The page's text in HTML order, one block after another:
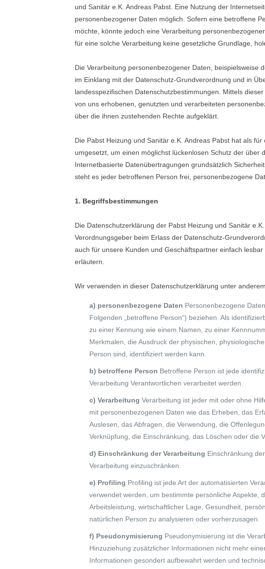
und Sanitär e.K. Andreas Pabst. Eine Nutzung der
personenbezogener Daten möglich. Sofern eine betroffene
möchte, könnte jedoch eine Verarbeitung
für eine solche Verarbeitung keine gesetzliche Grundlage,
Die Verarbeitung personenbezogener Daten, beispielsweise
im Einklang mit der Datenschutz-Grundverordnung und in
landesspezifischen Datenschutzbestimmungen. Mittels
von uns erhobenen, genutzten und verarbeiteten
über die ihnen zustehenden Rechte aufgeklärt.
Die Pabst Heizung und Sanitär e.K. Andreas Pabst hat als
umgesetzt, um einen möglichst lückenlosen Schutz der
Internetbasierte Datenübertragungen grundsätzlich
steht es jeder betroffenen Person frei, personenbezogene
1. Begriffsbestimmungen
Die Datenschutzerklärung der Pabst Heizung und Sanitär
Verordnungsgeber beim Erlass der Datenschutz-
auch für unsere Kunden und Geschäftspartner einfach
erläutern.
Wir verwenden in dieser Datenschutzerklärung unter
a) personenbezogene Daten Personenbezogene
Folgenden „betroffene Person“) beziehen. Als
zu einer Kennung wie einem Namen, zu einer
Merkmalen, die Ausdruck der physischen,
Person sind, identifiziert werden kann.
b) betroffene Person Betroffene Person ist jede
Verarbeitung Verantwortlichen verarbeitet werden.
c) Verarbeitung Verarbeitung ist jeder mit oder ohne
mit personenbezogenen Daten wie das Erheben, das
Auslesen, das Abfragen, die Verwendung, die
Verknüpfung, die Einschränkung, das Löschen oder die
d) Einschränkung der Verarbeitung Einschränkung
Verarbeitung einzuschränken.
e) Profiling Profiling ist jede Art der automatisierten
verwendet werden, um bestimmte persönliche Aspekte,
Arbeitsleistung, wirtschaftlicher Lage, Gesundheit,
natürlichen Person zu analysieren oder vorherzusagen.
f) Pseudonymisierung Pseudonymisierung ist die
Hinzuziehung zusätzlicher Informationen nicht mehr
Informationen gesondert aufbewahrt werden und